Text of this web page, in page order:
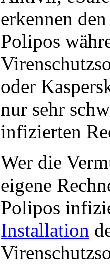
erkennen
Polipos
oder
nur sehr
infizierten
Wer die
eigene
Polipos
Installation